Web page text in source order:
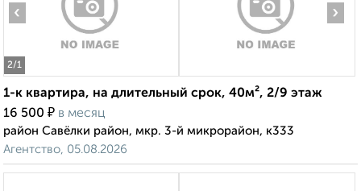
2/1
‹ ›
1-к квартира, на длительный срок, 40м², 2/9 этаж
16 500 ₽ в месяц
район Савёлки район, мкр. 3-й микрорайон, к333
Агентство, 05.08.2026